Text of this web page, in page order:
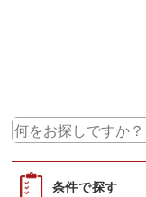
条件で探す